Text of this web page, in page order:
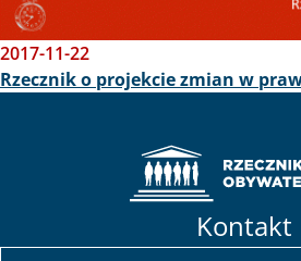
2017-11-22
Rzecznik o projekcie zmian w
Kontakt